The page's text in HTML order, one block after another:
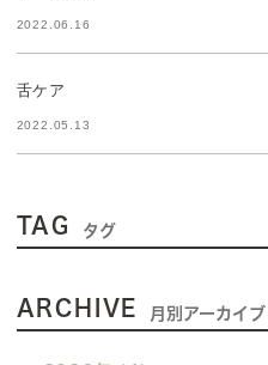
2022.06.16
舌ケア
2022.05.13
TAG タグ
ARCHIVE 月別アーカイブ